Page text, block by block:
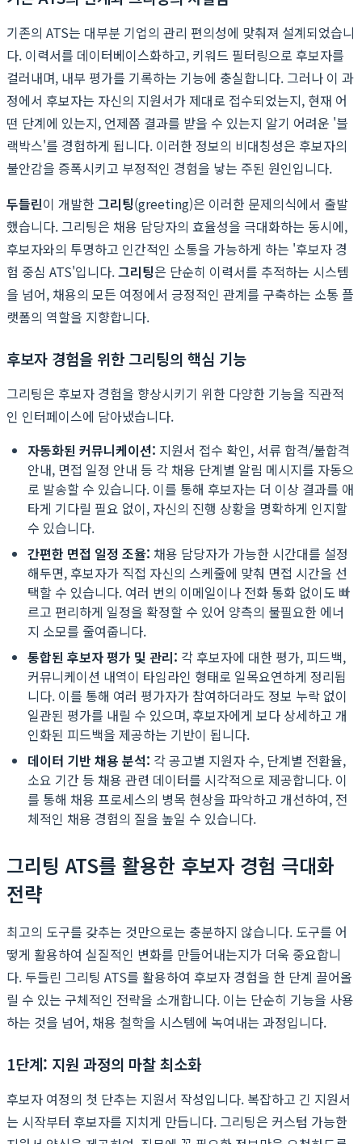
기존의 ATS는 대부분 기업의 관리 편의성에 맞춰져 설계되었습니
다. 이력서를 데이터베이스화하고, 키워드 필터링으로 후보자를
걸러내며, 내부 평가를 기록하는 기능에 충실합니다. 그러나 이 과
정에서 후보자는 자신의 지원서가 제대로 접수되었는지, 현재 어
떤 단계에 있는지, 언제쯤 결과를 받을 수 있는지 알기 어려운 '블
랙박스'를 경험하게 됩니다. 이러한 정보의 비대칭성은 후보자의
불안감을 증폭시키고 부정적인 경험을 낳는 주된 원인입니다.
두들린이 개발한그리팅(greeting)은 이러한 문제의식에서 출발
했습니다. 그리팅은 채용 담당자의 효율성을 극대화하는 동시에,
후보자와의 투명하고 인간적인 소통을 가능하게 하는 '후보자 경
험 중심 ATS'입니다.그리팅은 단순히 이력서를 추적하는 시스템
을 넘어, 채용의 모든 여정에서 긍정적인 관계를 구축하는 소통 플
랫폼의 역할을 지향합니다.
후보자 경험을 위한 그리팅의 핵심 기능
그리팅은 후보자 경험을 향상시키기 위한 다양한 기능을 직관적
인 인터페이스에 담아냈습니다.
자동화된 커뮤니케이션: 지원서 접수 확인, 서류 합격/불합격
안내, 면접 일정 안내 등 각 채용 단계별 알림 메시지를 자동으
로 발송할 수 있습니다. 이를 통해 후보자는 더 이상 결과를 애
타게 기다릴 필요 없이, 자신의 진행 상황을 명확하게 인지할
수 있습니다.
간편한 면접 일정 조율: 채용 담당자가 가능한 시간대를 설정
해두면, 후보자가 직접 자신의 스케줄에 맞춰 면접 시간을 선
택할 수 있습니다. 여러 번의 이메일이나 전화 통화 없이도 빠
르고 편리하게 일정을 확정할 수 있어 양측의 불필요한 에너
지 소모를 줄여줍니다.
통합된 후보자 평가 및 관리: 각 후보자에 대한 평가, 피드백,
커뮤니케이션 내역이 타임라인 형태로 일목요연하게 정리됩
니다. 이를 통해 여러 평가자가 참여하더라도 정보 누락 없이
일관된 평가를 내릴 수 있으며, 후보자에게 보다 상세하고 개
인화된 피드백을 제공하는 기반이 됩니다.
데이터 기반 채용 분석: 각 공고별 지원자 수, 단계별 전환율,
소요 기간 등 채용 관련 데이터를 시각적으로 제공합니다. 이
를 통해 채용 프로세스의 병목 현상을 파악하고 개선하여, 전
체적인 채용 경험의 질을 높일 수 있습니다.
그리팅 ATS를 활용한 후보자 경험 극대화
전략
최고의 도구를 갖추는 것만으로는 충분하지 않습니다. 도구를 어
떻게 활용하여 실질적인 변화를 만들어내는지가 더욱 중요합니
다. 두들린 그리팅 ATS를 활용하여 후보자 경험을 한 단계 끌어올
릴 수 있는 구체적인 전략을 소개합니다. 이는 단순히 기능을 사용
하는 것을 넘어, 채용 철학을 시스템에 녹여내는 과정입니다.
1단계: 지원 과정의 마찰 최소화
후보자 여정의 첫 단추는 지원서 작성입니다. 복잡하고 긴 지원서
는 시작부터 후보자를 지치게 만듭니다. 그리팅은 커스텀 가능한